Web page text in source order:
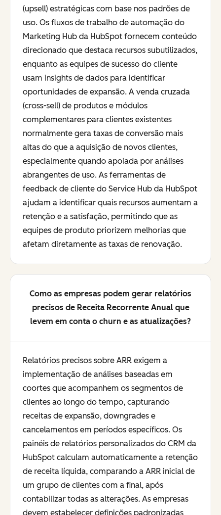
(upsell) estratégicas com base nos padrões de
uso. Os fluxos de trabalho de automação do
Marketing Hub da HubSpot fornecem conteúdo
direcionado que destaca recursos subutilizados,
enquanto as equipes de sucesso do cliente
usam insights de dados para identificar
oportunidades de expansão. A venda cruzada
(cross-sell) de produtos e módulos
complementares para clientes existentes
normalmente gera taxas de conversão mais
altas do que a aquisição de novos clientes,
especialmente quando apoiada por análises
abrangentes de uso. As ferramentas de
feedback de cliente do Service Hub da HubSpot
ajudam a identificar quais recursos aumentam a
retenção e a satisfação, permitindo que as
equipes de produto priorizem melhorias que
afetam diretamente as taxas de renovação.
Como as empresas podem gerar relatórios
precisos de Receita Recorrente Anual que
levem em conta o churn e as atualizações?
Relatórios precisos sobre ARR exigem a
implementação de análises baseadas em
coortes que acompanhem os segmentos de
clientes ao longo do tempo, capturando
receitas de expansão, downgrades e
cancelamentos em períodos específicos. Os
painéis de relatórios personalizados do CRM da
HubSpot calculam automaticamente a retenção
de receita líquida, comparando a ARR inicial de
um grupo de clientes com a final, após
contabilizar todas as alterações. As empresas
devem estabelecer definições padronizadas